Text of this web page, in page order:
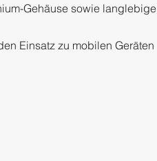
Gehäuse sowie langlebige
Einsatz zu mobilen Geräten